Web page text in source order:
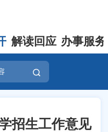
解读回应 办事服务
招生工作意见